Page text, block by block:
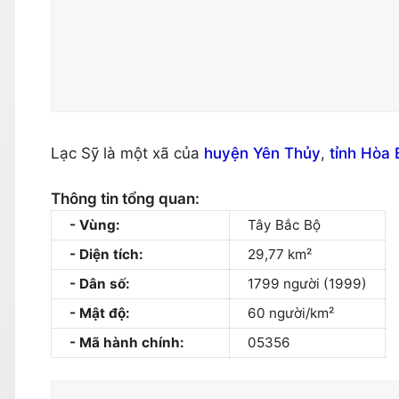
Lạc Sỹ là một xã của huyện Yên Thủy, tỉnh Hòa
Thông tin tổng quan:
Vùng:
Tây Bắc Bộ
Diện tích:
29,77 km²
Dân số:
1799 người (1999)
Mật độ:
60 người/km²
Mã hành chính:
05356